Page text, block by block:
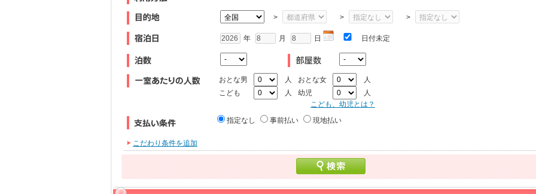
> > >
年 月 日 日付未定
おとな男 人 おとな女
人
こども
人 幼児
人
こども、幼児とは？
指定なし
事前払い 現地払い
こだわり条件を追加